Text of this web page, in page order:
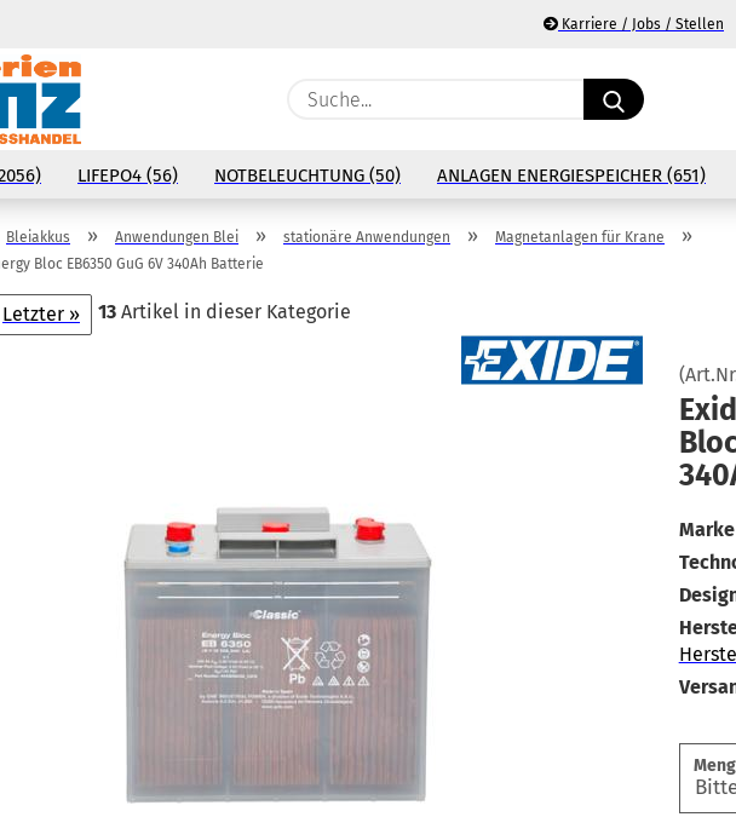
Karriere / Jobs / Stellen
Suche...
LIFEPO4 (56) NOTBELEUCHTUNG (50) ANLAGEN ENERGIESPEICHER (651)
Bleiakkus » Anwendungen Blei » stationäre Anwendungen » Magnetanlagen für Krane »
Bloc EB6350 GuG 6V 340Ah Batterie
Letzter » 13 Artikel in dieser Kategorie